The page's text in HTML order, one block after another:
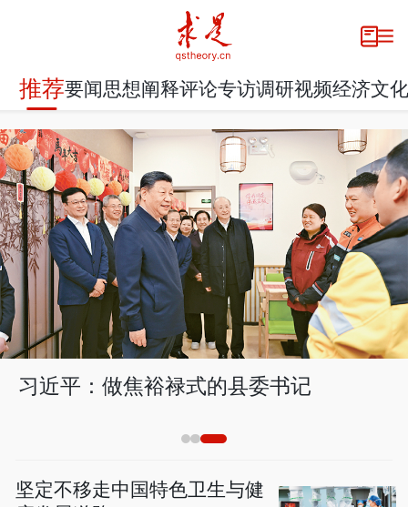
推荐要闻思想阐释评论专访调研视频经济文化
习近平：做焦裕禄式的县委书记
坚定不移走中国特色卫生与健